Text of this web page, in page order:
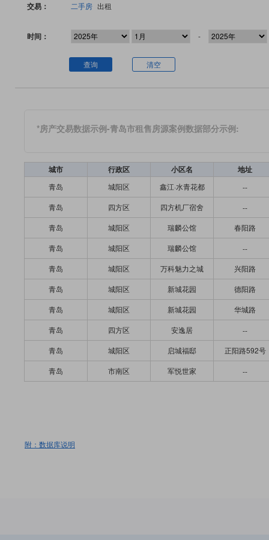
交易： 二手房 出租
时间： -
查询 清空
*房产交易数据示例-青岛市租售房源案例数据部分示例:
城市 行政区 小区名 地址
青岛 城阳区 鑫江·水青花都
--
青岛
四方区 四方机厂宿舍
--
青岛
城阳区 瑞麟公馆
春阳路
青岛
城阳区 瑞麟公馆
--
青岛
城阳区 万科魅力之城
兴阳路
青岛
城阳区 新城花园
德阳路
青岛
城阳区 新城花园
华城路
青岛
四方区 安逸居
--
青岛
城阳区 启城福邸
正阳路592号
青岛
市南区 军悦世家 --
附：数据库说明